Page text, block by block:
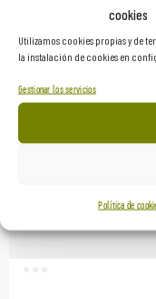
cookies
Utilizamos cookies propias y de
la instalación de cookies en
Gestionar los servicios
Política de
Exposiciones